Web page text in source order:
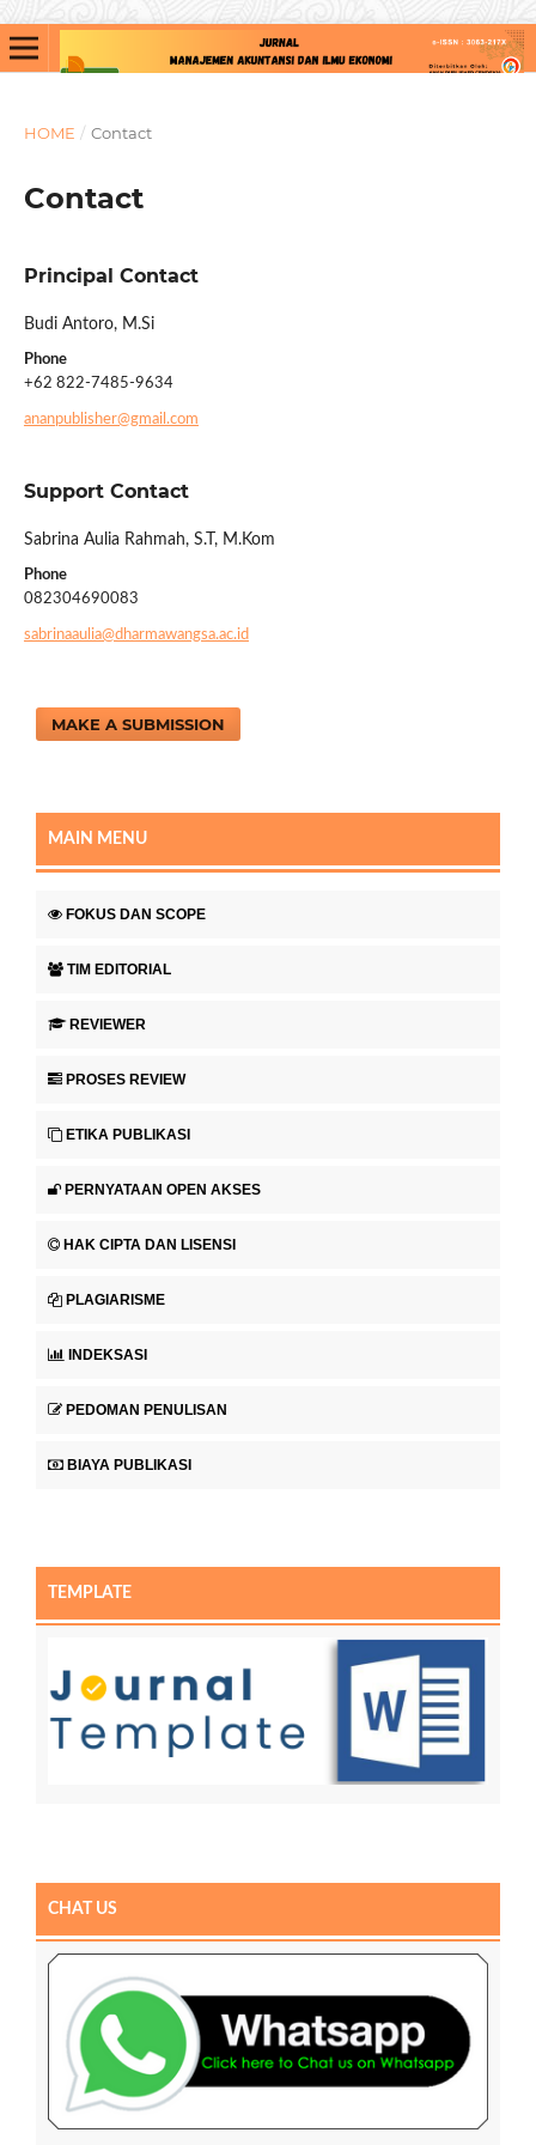
HOME / Contact
Contact
Principal Contact
Budi Antoro, M.Si
Phone
+62 822-7485-9634
ananpublisher@gmail.com
Support Contact
Sabrina Aulia Rahmah, S.T, M.Kom
Phone
082304690083
sabrinaaulia@dharmawangsa.ac.id
MAKE A SUBMISSION
MAIN MENU
FOKUS DAN SCOPE
TIM EDITORIAL
REVIEWER
PROSES REVIEW
ETIKA PUBLIKASI
PERNYATAAN OPEN AKSES
HAK CIPTA DAN LISENSI
PLAGIARISME
INDEKSASI
PEDOMAN PENULISAN
BIAYA PUBLIKASI
TEMPLATE
CHAT US